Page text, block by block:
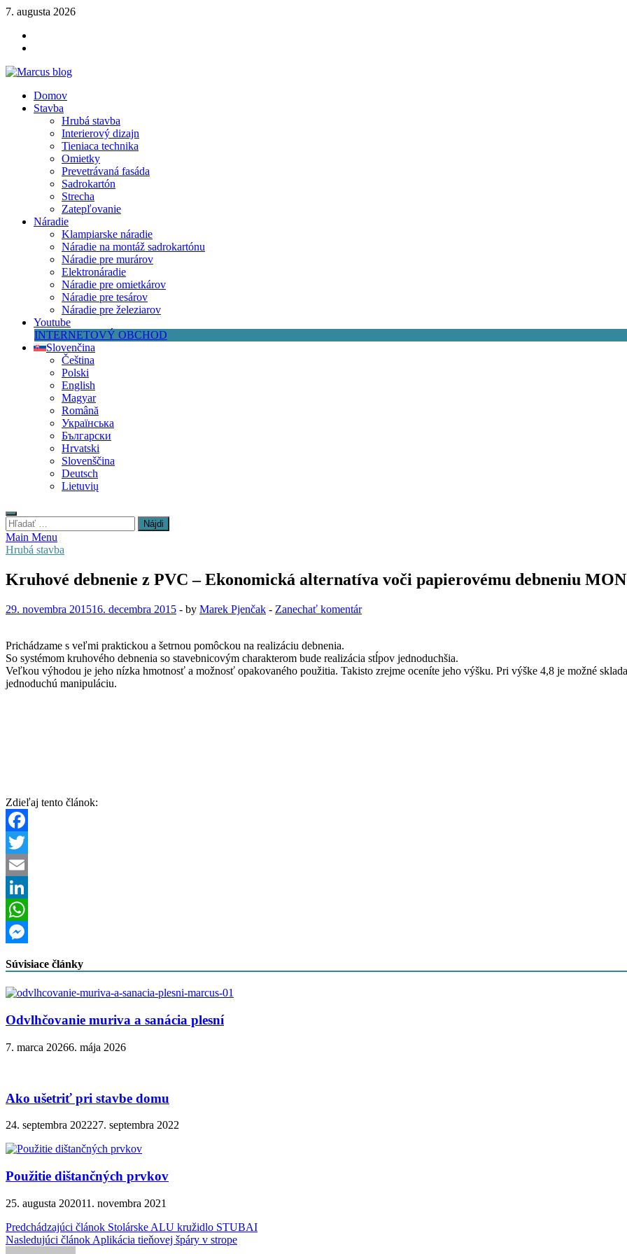
Skip
content
7. augusta 2026
NÁRADIE
Marcus blog
Stavebné profily, náradie, izolácie
Domov
Stavba
Hrubá stavba
Interierový dizajn
Tieniaca technika
Omietky
Prevetrávaná fasáda
Sadrokartón
Strecha
Zatepľovanie
Náradie
Klampiarske náradie
Náradie na montáž sadrokartónu
Náradie pre murárov
Elektronáradie
Náradie pre omietkárov
Náradie pre tesárov
Náradie pre železiarov
Youtube
INTERNETOVÝ OBCHOD
Slovenčina
Čeština
Polski
English
Magyar
Română
Українська
Български
Hrvatski
Slovenščina
Deutsch
Lietuvių
Hľadať:
Main Menu
Hrubá stavba
Kruhové debnenie z PVC – Ekonomická alternatíva voči papierovému debneniu
29. novembra 201516. decembra 2015 - by Marek Pjenčak - Zanechať komentár
Prichádzame s veľmi praktickou a šetrnou pomôckou na realizáciu debnenia.
So systémom kruhového debnenia so stavebnicovým charakterom bude realizácia stĺpov jednoduchšia.
Veľkou výhodou je jeho nízka hmotnosť a možnosť opakovaného použitia. Takisto zrejme oceníte jeho výšku. Pri výške 4,8 je možné
jednoduchú manipuláciu.
Zdieľaj tento článok:
Facebook
Twitter
Email
LinkedIn
WhatsApp
Súvisiace články
Odvlhčovanie muriva a sanácia plesní
7. marca 20266. mája 2026
Ako ušetriť pri stavbe domu
24. septembra 202227. septembra 2022
Použitie dištančných prvkov
25. augusta 202011. novembra 2021
Navigácia
v
Predchádzajúci článok Stolárske ALU kružidlo STUBAI
Nasledujúci článok Aplikácia tieňovej špáry v strope